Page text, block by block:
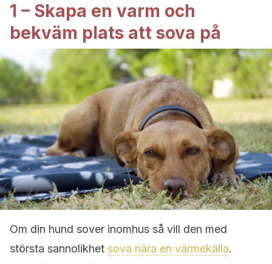
1 – Skapa en varm och
bekväm plats att sova på
Om din hund sover inomhus så vill den med
största sannolikhet sova nära en värmekälla.